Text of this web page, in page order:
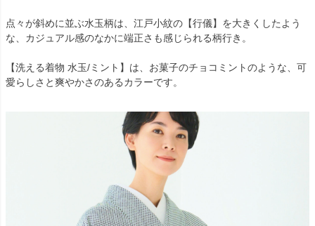
点々が斜めに並ぶ水玉柄は、江戸小紋の【行儀】を大きくしたよう
な、カジュアル感のなかに端正さも感じられる柄行き。
【洗える着物 水玉/ミント】は、お菓子のチョコミントのような、可
愛らしさと爽やかさのあるカラーです。